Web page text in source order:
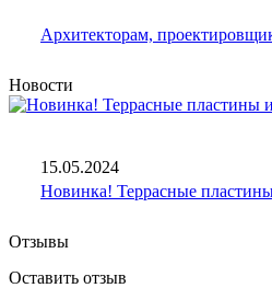
Архитекторам,
Новости
15.05.2024
Новинка! Террасные
Отзывы
Оставить отзыв